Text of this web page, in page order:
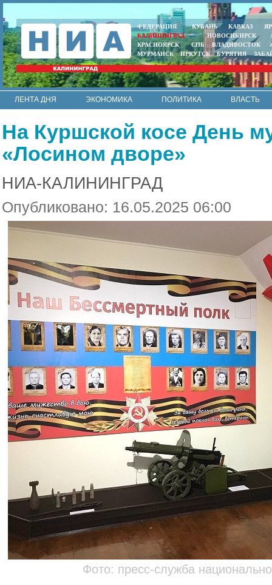
ФЕДЕРАЦИЯ КУБАНЬ КАВКАЗ
КАЛИНИНГРАД
НОВОСИБИРСК
КРАСНОЯРСК
СПБ ВЛАДИВОСТОК
МУРМАНСК
ИРКУТСК БУРЯТИЯ
ЛЕНТА ДНЯ ЭКОНОМИКА ПОЛИТИКА
ВЛАСТЬ
RSS
На Куршской косе День
«Лосином дворе»
НИА-КАЛИНИНГРАД
Опубликовано: 16.05.2025 06:00
Фото: пресс-служба